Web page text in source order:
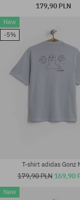
Dostępne rozmiary:
M; L; XL
179,90 PLN
New
-5%
T-shirt adidas Gonz
179,90 PLN 169,90
New